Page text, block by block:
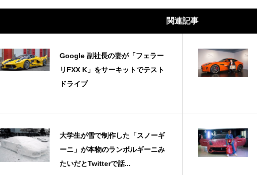
関連記事
Google 副社長の妻が「フェラー
リFXX K」をサーキットでテスト
ドライブ
大学生が雪で制作した「スノーギ
ーニ」が本物のランボルギーニみ
たいだとTwitterで話...